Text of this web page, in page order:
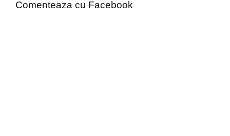
Comenteaza cu Facebook